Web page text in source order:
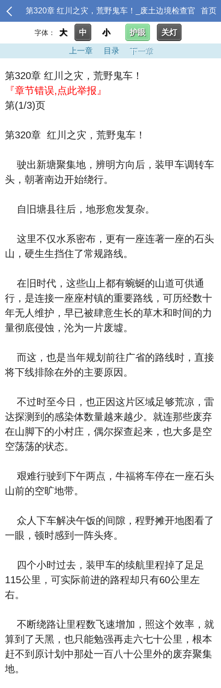
第320章 红川之灾，荒野鬼车！_废土边境检查官 首页
字体： 大 中 小 护眼 关灯
上一章 目录 下一章
第320章 红川之灾，荒野鬼车！
『章节错误,点此举报』
第(1/3)页
第320章 红川之灾，荒野鬼车！
驶出新塘聚集地，辨明方向后，装甲车调转车
头，朝著南边开始绕行。
自旧塘县往后，地形愈发复杂。
这里不仅水系密布，更有一座连著一座的石头
山，硬生生挡住了常规路线。
在旧时代，这些山上都有蜿蜒的山道可供通
行，是连接一座座村镇的重要路线，可历经数十
年无人维护，早已被肆意生长的草木和时间的力
量彻底侵蚀，沦为一片废墟。
而这，也是当年规划前往广省的路线时，直接
将下线排除在外的主要原因。
不过时至今日，也正因这片区域足够荒凉，雷
达探测到的感染体数量越来越少。就连那些废弃
在山脚下的小村庄，偶尔探查起来，也大多是空
空荡荡的状态。
艰难行驶到下午两点，牛福将车停在一座石头
山前的空旷地带。
众人下车解决午饭的间隙，程野摊开地图看了
一眼，顿时感到一阵头疼。
四个小时过去，装甲车的续航里程掉了足足
115公里，可实际前进的路程却只有60公里左
右。
不断绕路让里程数飞速增加，照这个效率，就
算到了天黑，也只能勉强再走六七十公里，根本
赶不到原计划中那处一百八十公里外的废弃聚集
地。